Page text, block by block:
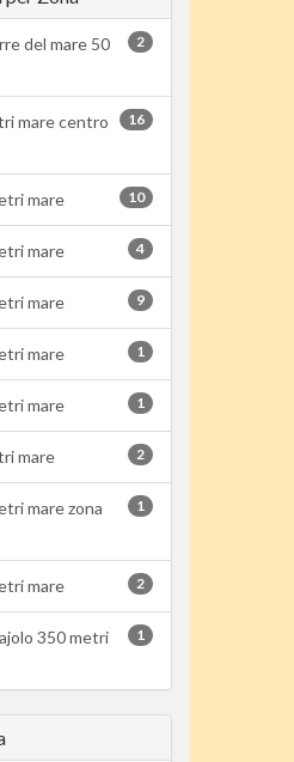
2
del mare 50
16
mare centro
10
mare
4
mare
9
mare
1
mare
1
mare
2
mare
1
mare zona
2
mare
1
350 metri